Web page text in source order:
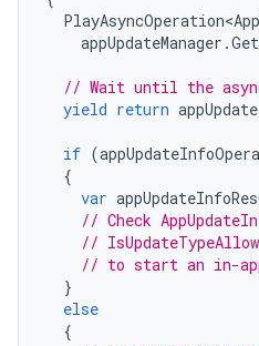
appUpdateManager .
// Wait until the
yield return
if (
{
var
// Check
//
// to start an in-
}
else
{